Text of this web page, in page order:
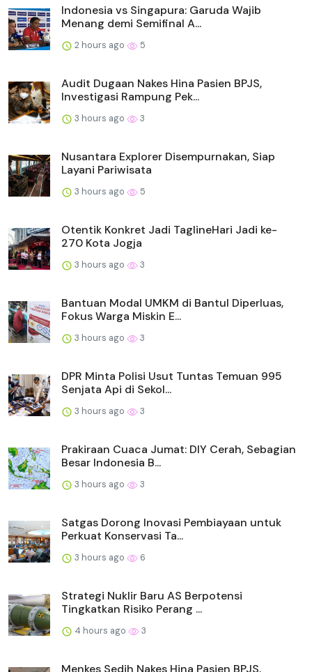
Indonesia vs Singapura: Garuda Wajib
Menang demi Semifinal A...
2 hours ago 5
Audit Dugaan Nakes Hina Pasien BPJS,
Investigasi Rampung Pek...
3 hours ago 3
Nusantara Explorer Disempurnakan, Siap
Layani Pariwisata
3 hours ago 5
Otentik Konkret Jadi TaglineHari Jadi ke-
270 Kota Jogja
3 hours ago 3
Bantuan Modal UMKM di Bantul Diperluas,
Fokus Warga Miskin E...
3 hours ago 3
DPR Minta Polisi Usut Tuntas Temuan 995
Senjata Api di Sekol...
3 hours ago 3
Prakiraan Cuaca Jumat: DIY Cerah, Sebagian
Besar Indonesia B...
3 hours ago 3
Satgas Dorong Inovasi Pembiayaan untuk
Perkuat Konservasi Ta...
3 hours ago 6
Strategi Nuklir Baru AS Berpotensi
Tingkatkan Risiko Perang ...
4 hours ago 3
Menkes Sedih Nakes Hina Pasien BPJS,